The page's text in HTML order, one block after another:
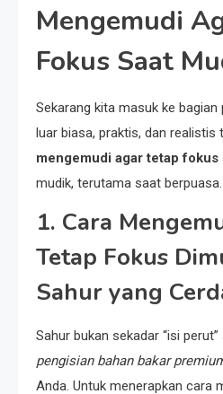
Mengemudi
Fokus Saat
Sekarang kita masuk ke
luar biasa, praktis, dan realistis
mengemudi agar tetap fokus
mudik, terutama saat berpuasa.
1. Cara
Tetap Fokus
Sahur yang
Sahur bukan sekadar “isi
pengisian bahan bakar
Anda. Untuk menerapkan cara